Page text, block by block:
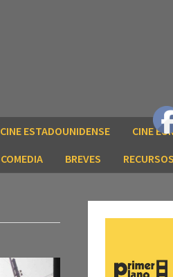
CINE ESTADOUNIDENSE
CINE
COMEDIA BREVES RECURSOS